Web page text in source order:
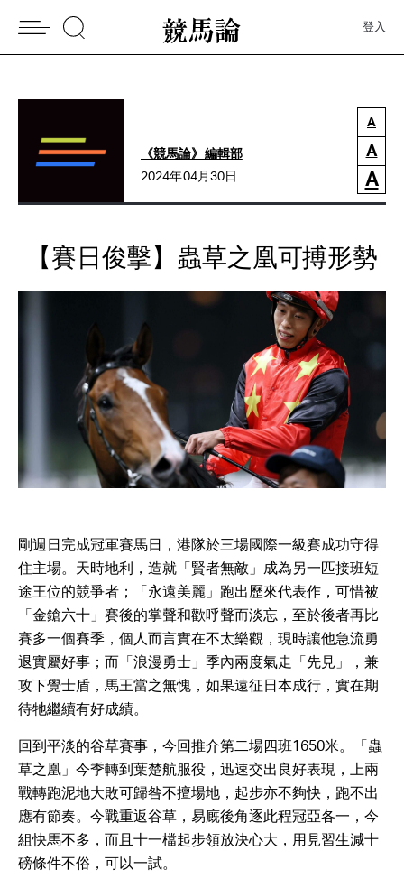
登入
《競馬論》編輯部
2024年04月30日
A
A
A
【賽日俊擊】蟲草之凰可搏形勢
剛週日完成冠軍賽馬日，港隊於三場國際一級賽成功守得
住主場。天時地利，造就「賢者無敵」成為另一匹接班短
途王位的競爭者；「永遠美麗」跑出歷來代表作，可惜被
「金鎗六十」賽後的掌聲和歡呼聲而淡忘，至於後者再比
賽多一個賽季，個人而言實在不太樂觀，現時讓他急流勇
退實屬好事；而「浪漫勇士」季內兩度氣走「先見」，兼
攻下覺士盾，馬王當之無愧，如果遠征日本成行，實在期
待牠繼續有好成績。
回到平淡的谷草賽事，今回推介第二場四班1650米。「蟲
草之凰」今季轉到葉楚航服役，迅速交出良好表現，上兩
戰轉跑泥地大敗可歸咎不擅場地，起步亦不夠快，跑不出
應有節奏。今戰重返谷草，易廐後角逐此程冠亞各一，今
組快馬不多，而且十一檔起步領放決心大，用見習生減十
磅條件不俗，可以一試。